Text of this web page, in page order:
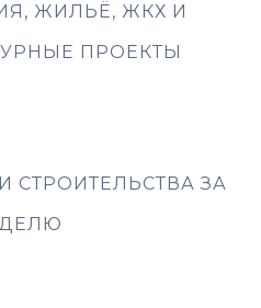
ЖИЛЬЁ, ЖКХ И
ПРОЕКТЫ
СТРОИТЕЛЬСТВА ЗА